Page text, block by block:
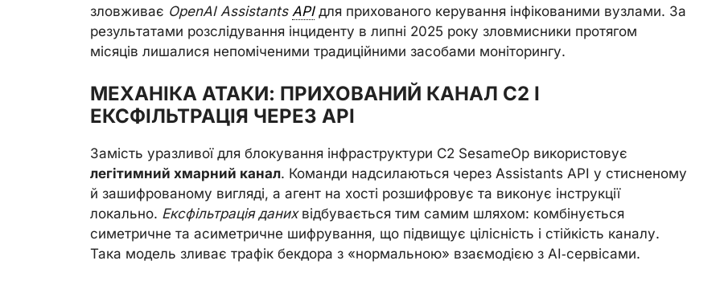
зловживає OpenAI Assistants APIдля прихованого керування інфікованими вузлами. За
результатами розслідування інциденту в липні 2025 року зловмисники протягом
місяців лишалися непоміченими традиційними засобами моніторингу.
МЕХАНІКА АТАКИ: ПРИХОВАНИЙ КАНАЛ C2 І
ЕКСФІЛЬТРАЦІЯ ЧЕРЕЗ API
Замість уразливої для блокування інфраструктури C2 SesameOp використовує
легітимний хмарний канал. Команди надсилаються через Assistants API у стисненому
й зашифрованому вигляді, а агент на хості розшифровує та виконує інструкції
локально. Ексфільтрація данихвідбувається тим самим шляхом: комбінується
симетричне та асиметричне шифрування, що підвищує цілісність і стійкість каналу.
Така модель зливає трафік бекдора з «нормальною» взаємодією з AI‑сервісами.